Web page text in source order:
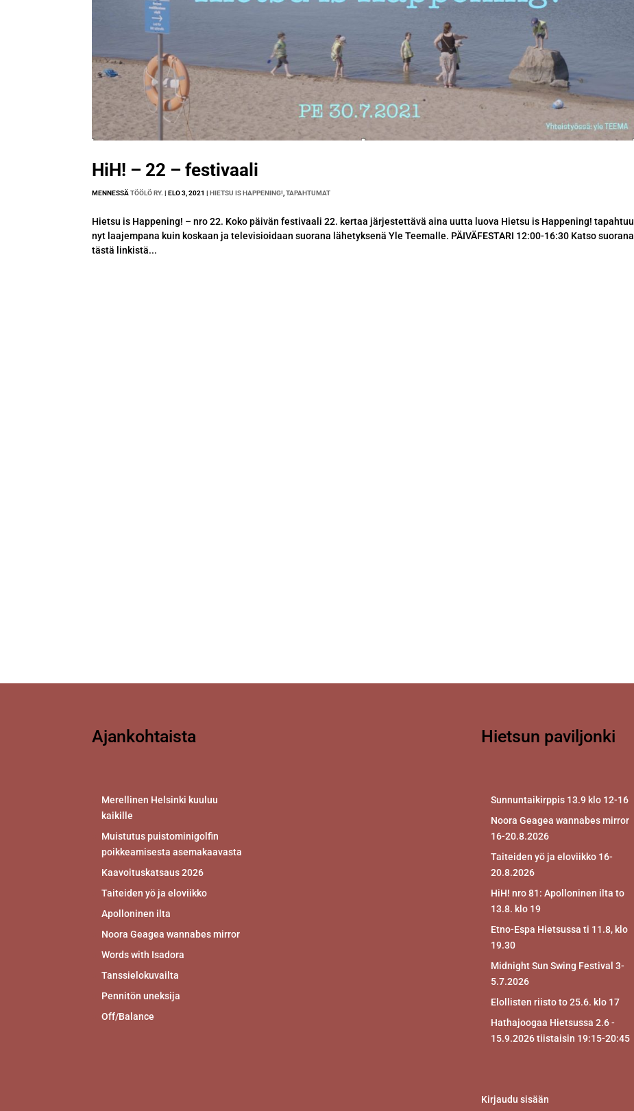
HiH! – 22 – festivaali
MENNESSÄTÖÖLÖ RY. |ELO 3, 2021 |HIETSU IS HAPPENING! ,TAPAHTUMAT
Hietsu is Happening! – nro 22. Koko päivän festivaali 22. kertaa järjestettävä aina uutta luova Hietsu is Happening! tapahtuu
nyt laajempana kuin koskaan ja televisioidaan suorana lähetyksenä Yle Teemalle. PÄIVÄFESTARI 12:00-16:30 Katso suorana
tästä linkistä...
Ajankohtaista
Merellinen Helsinki kuuluu
kaikille
Muistutus puistominigolfin
poikkeamisesta asemakaavasta
Kaavoituskatsaus 2026
Taiteiden yö ja eloviikko
Apolloninen ilta
Noora Geagea wannabes mirror
Words with Isadora
Tanssielokuvailta
Pennitön uneksija
Off/Balance
Hietsun paviljonki
Sunnuntaikirppis 13.9 klo 12-16
Noora Geagea wannabes mirror
16-20.8.2026
Taiteiden yö ja eloviikko 16-
20.8.2026
HiH! nro 81: Apolloninen ilta to
13.8. klo 19
Etno-Espa Hietsussa ti 11.8, klo
19.30
Midnight Sun Swing Festival 3-
5.7.2026
Elollisten riisto to 25.6. klo 17
Hathajoogaa Hietsussa 2.6 -
15.9.2026 tiistaisin 19:15-20:45
Kirjaudu sisään